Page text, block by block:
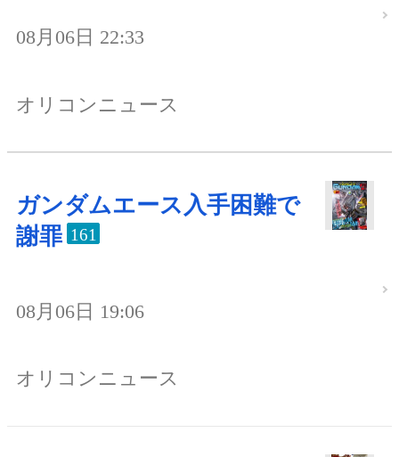
08月06日 22:33
オリコンニュース
ガンダムエース入手困難で
謝罪 161
08月06日 19:06
オリコンニュース